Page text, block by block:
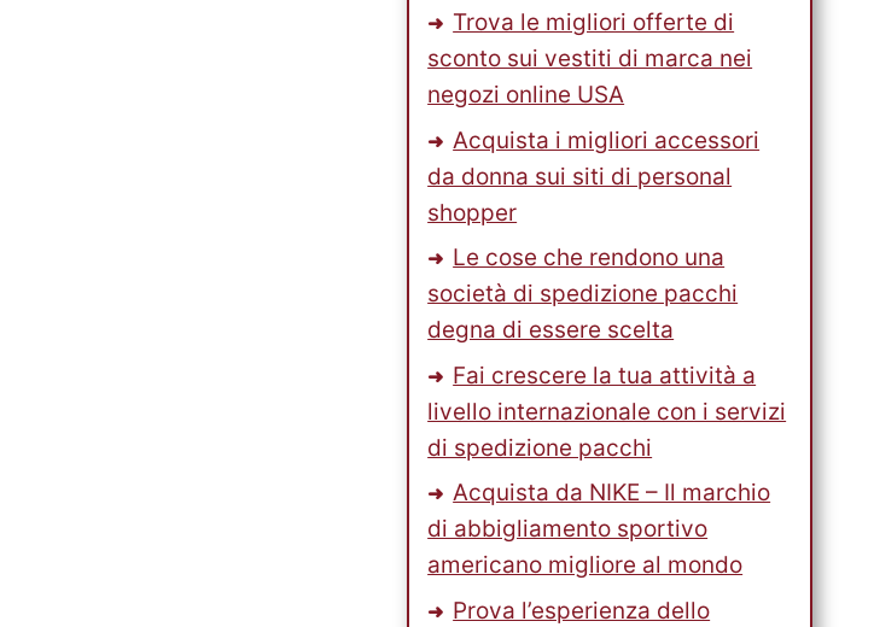
Trova le migliori offerte di
sconto sui vestiti di marca nei
negozi online USA
Acquista i migliori accessori
da donna sui siti di personal
shopper
Le cose che rendono una
società di spedizione pacchi
degna di essere scelta
Fai crescere la tua attività a
livello internazionale con i servizi
di spedizione pacchi
Acquista da NIKE – Il marchio
di abbigliamento sportivo
americano migliore al mondo
Prova l’esperienza dello